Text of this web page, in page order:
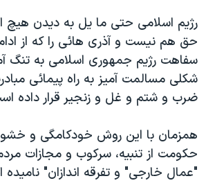
تریبونال مردمی آبان ۹۸
دادگاه حمید نوری
چهل سال گروگان‌گیری
قانون شفافیت دارائی کادر رهبری ایران
اسرائیل در جنگ
نرگس محمدی برنده جایزه نوبل صلح
رژيم اسلامی حتی ما يل به ديدن هيچ
حق هم نيست و آذری هائی را که از
سفاهت رژيم جمهوری اسلامی به تنگ
شکلی مسالمت آميز به راه پيمائی
ضرب و شتم و غل و زنجير قرار داده
همزمان با اين روش خودکامگی و
حکومت از تنبيه، سرکوب و مجازات
"عمال خارجی" و تفرقه اندازان"